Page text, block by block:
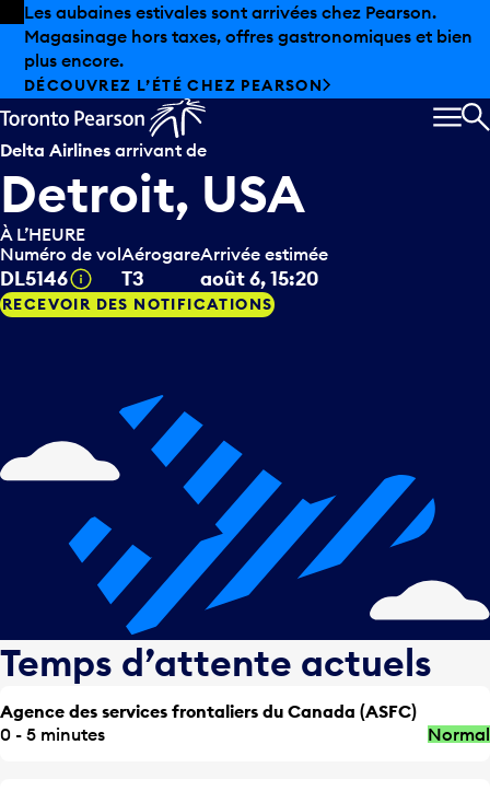
Skip to offers
Passer au contenu principal
Les aubaines estivales sont arrivées chez Pearson.
Magasinage hors taxes, offres gastronomiques et bien
plus encore.
DÉCOUVREZ L’ÉTÉ CHEZ PEARSON
Delta Airlines arrivant de
Detroit, USA
À L’HEURE
Numéro de vol
DL5146 Infobulle
Aérogare
T3
Arrivée estimée
août 6, 15:20
RECEVOIR DES NOTIFICATIONS
Temps d’attente actuels
Agence des services frontaliers du Canada (ASFC)
0 - 5 minutes
Normal